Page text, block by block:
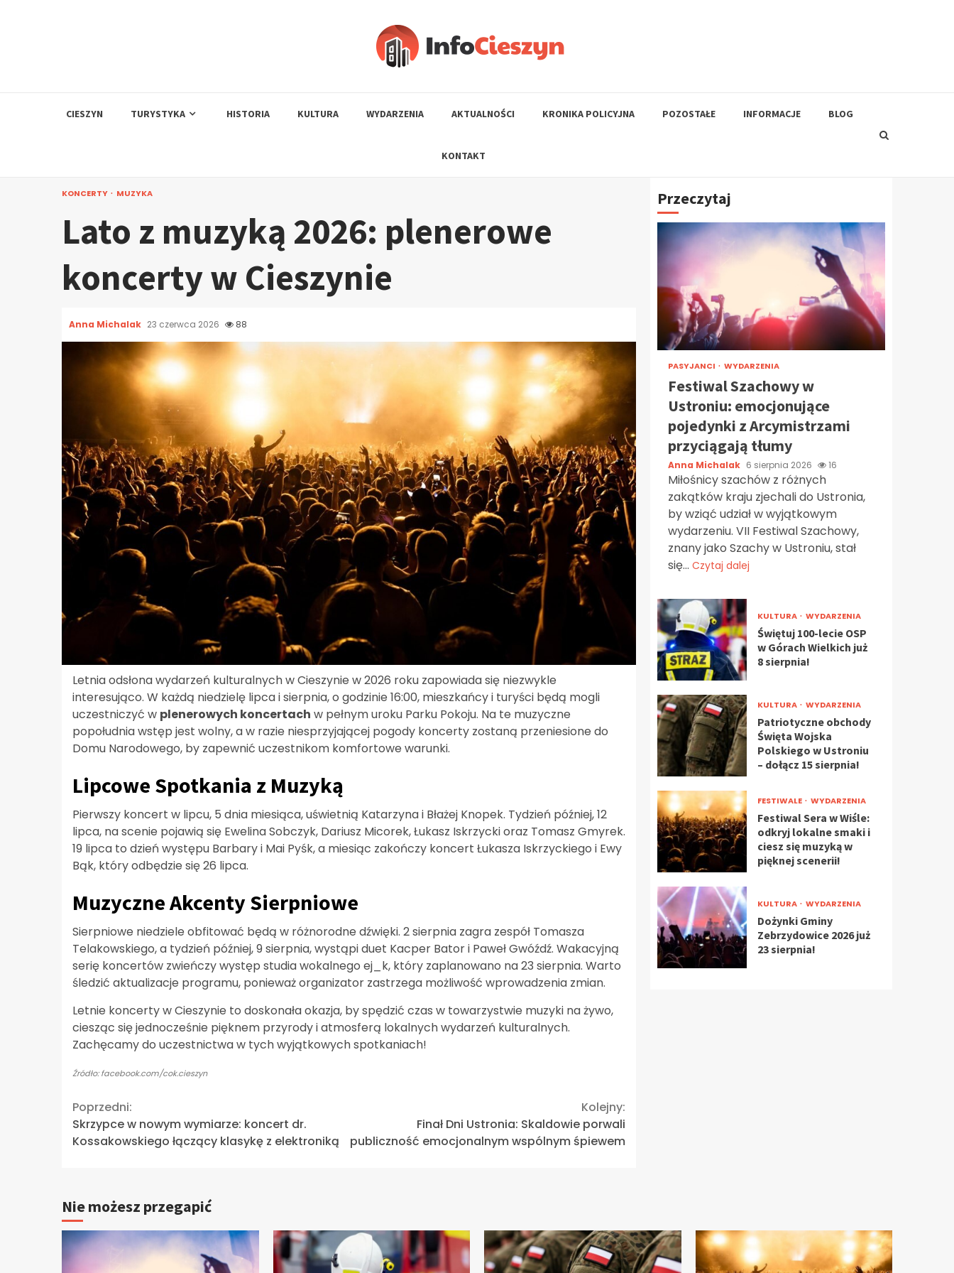
CIESZYN TURYSTYKA HISTORIA KULTURA WYDARZENIA AKTUALNOŚCI KRONIKA POLICYJNA POZOSTAŁE INFORMACJE BLOG
KONTAKT
KONCERTY MUZYKA
Lato z muzyką 2026: plenerowe
koncerty w Cieszynie
Anna Michalak 23 czerwca 2026 88
Letnia odsłona wydarzeń kulturalnych w Cieszynie w 2026 roku zapowiada się niezwykle
interesująco. W każdą niedzielę lipca i sierpnia, o godzinie 16:00, mieszkańcy i turyści będą mogli
uczestniczyć w plenerowych koncertach w pełnym uroku Parku Pokoju. Na te muzyczne
popołudnia wstęp jest wolny, a w razie niesprzyjającej pogody koncerty zostaną przeniesione do
Domu Narodowego, by zapewnić uczestnikom komfortowe warunki.
Lipcowe Spotkania z Muzyką
Pierwszy koncert w lipcu, 5 dnia miesiąca, uświetnią Katarzyna i Błażej Knopek. Tydzień później, 12
lipca, na scenie pojawią się Ewelina Sobczyk, Dariusz Micorek, Łukasz Iskrzycki oraz Tomasz Gmyrek.
19 lipca to dzień występu Barbary i Mai Pyśk, a miesiąc zakończy koncert Łukasza Iskrzyckiego i Ewy
Bąk, który odbędzie się 26 lipca.
Muzyczne Akcenty Sierpniowe
Sierpniowe niedziele obfitować będą w różnorodne dźwięki. 2 sierpnia zagra zespół Tomasza
Telakowskiego, a tydzień później, 9 sierpnia, wystąpi duet Kacper Bator i Paweł Gwóźdź. Wakacyjną
serię koncertów zwieńczy występ studia wokalnego ej_k, który zaplanowano na 23 sierpnia. Warto
śledzić aktualizacje programu, ponieważ organizator zastrzega możliwość wprowadzenia zmian.
Letnie koncerty w Cieszynie to doskonała okazja, by spędzić czas w towarzystwie muzyki na żywo,
ciesząc się jednocześnie pięknem przyrody i atmosferą lokalnych wydarzeń kulturalnych.
Zachęcamy do uczestnictwa w tych wyjątkowych spotkaniach!
Źródło: facebook.com/cok.cieszyn
Continue
Reading
Poprzedni:
Skrzypce w nowym wymiarze: koncert dr.
Kossakowskiego łączący klasykę z elektroniką
Kolejny:
Finał Dni Ustronia: Skaldowie porwali
publiczność emocjonalnym wspólnym śpiewem
Przeczytaj
PASYJANCI WYDARZENIA
Festiwal Szachowy w
Ustroniu: emocjonujące
pojedynki z Arcymistrzami
przyciągają tłumy
Anna Michalak 6 sierpnia 2026 16
Miłośnicy szachów z różnych
zakątków kraju zjechali do Ustronia,
by wziąć udział w wyjątkowym
wydarzeniu. VII Festiwal Szachowy,
znany jako Szachy w Ustroniu, stał
się... Czytaj dalej
KULTURA WYDARZENIA
Świętuj 100-lecie OSP
w Górach Wielkich już
8 sierpnia!
KULTURA WYDARZENIA
Patriotyczne obchody
Święta Wojska
Polskiego w Ustroniu
– dołącz 15 sierpnia!
FESTIWALE WYDARZENIA
Festiwal Sera w Wiśle:
odkryj lokalne smaki i
ciesz się muzyką w
pięknej scenerii!
KULTURA WYDARZENIA
Dożynki Gminy
Zebrzydowice 2026 już
23 sierpnia!
Nie możesz przegapić